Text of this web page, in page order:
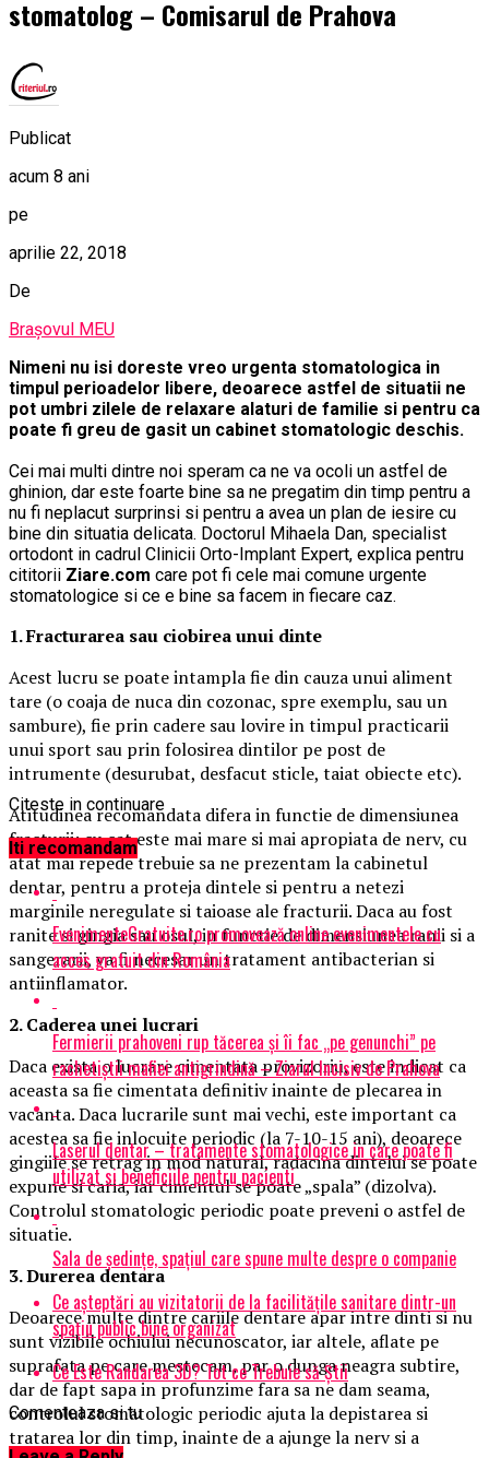
stomatolog – Comisarul de Prahova
Publicat
acum 8 ani
pe
aprilie 22, 2018
De
Brașovul MEU
Nimeni nu isi doreste vreo urgenta stomatologica in
timpul perioadelor libere, deoarece astfel de situatii ne
pot umbri zilele de relaxare alaturi de familie si pentru ca
poate fi greu de gasit un cabinet stomatologic deschis.
Cei mai multi dintre noi speram ca ne va ocoli un astfel de
ghinion, dar este foarte bine sa ne pregatim din timp pentru a
nu fi neplacut surprinsi si pentru a avea un plan de iesire cu
bine din situatia delicata. Doctorul Mihaela Dan, specialist
ortodont in cadrul Clinicii Orto-Implant Expert, explica pentru
cititorii Ziare.com care pot fi cele mai comune urgente
stomatologice si ce e bine sa facem in fiecare caz.
1. Fracturarea sau ciobirea unui dinte
Acest lucru se poate intampla fie din cauza unui aliment
tare (o coaja de nuca din cozonac, spre exemplu, sau un
sambure), fie prin cadere sau lovire in timpul practicarii
unui sport sau prin folosirea dintilor pe post de
intrumente (desurubat, desfacut sticle, taiat obiecte etc).
Atitudinea recomandata difera in functie de dimensiunea
fracturii: cu cat este mai mare si mai apropiata de nerv, cu
atat mai repede trebuie sa ne prezentam la cabinetul
dentar, pentru a proteja dintele si pentru a netezi
marginile neregulate si taioase ale fracturii. Daca au fost
ranite si gingia sau osul, in functie de dimensiunea ranii si a
sangerarii, va fi necesar un tratament antibacterian si
antiinflamator.
2. Caderea unei lucrari
Daca exista o lucrare cimentata provizoriu, este indicat ca
aceasta sa fie cimentata definitiv inainte de plecarea in
vacanta. Daca lucrarile sunt mai vechi, este important ca
acestea sa fie inlocuite periodic (la 7-10-15 ani), deoarece
gingiile se retrag in mod natural, radacina dintelui se poate
expune si caria, iar cimentul se poate „spala” (dizolva).
Controlul stomatologic periodic poate preveni o astfel de
situatie.
3. Durerea dentara
Deoarece multe dintre cariile dentare apar intre dinti si nu
sunt vizibile ochiului necunoscator, iar altele, aflate pe
suprafata pe care mestecam, par o dunga neagra subtire,
dar de fapt sapa in profunzime fara sa ne dam seama,
controlul stomatologic periodic ajuta la depistarea si
tratarea lor din timp, inainte de a ajunge la nerv si a
Citeste in continuare
Iti recomandam
EvenimenteGratuite.ro promovează online evenimentele cu
acces gratuit din România
Fermierii prahoveni rup tăcerea și îi fac „pe genunchi” pe
rachetiștii mafiei antigrindină – Ziarul Incisiv de Prahova
Laserul dentar – tratamente stomatologice in care poate fi
utilizat si beneficiile pentru pacienti
Sala de ședințe, spațiul care spune multe despre o companie
Ce așteptări au vizitatorii de la facilitățile sanitare dintr-un
spațiu public bine organizat
Ce Este Randarea 3D? Tot ce Trebuie să Știi
Comenteaza si tu